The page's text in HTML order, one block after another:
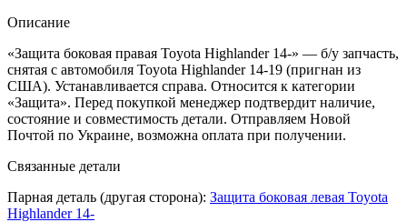
Описание
«Защита боковая правая Toyota Highlander 14-» — б/у запчасть,
снятая с автомобиля Toyota Highlander 14-19 (пригнан из
США). Устанавливается справа. Относится к категории
«Защита». Перед покупкой менеджер подтвердит наличие,
состояние и совместимость детали. Отправляем Новой
Почтой по Украине, возможна оплата при получении.
Связанные детали
Парная деталь (другая сторона): Защита боковая левая Toyota
Highlander 14-